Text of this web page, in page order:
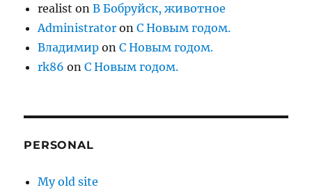
realist onВ Бобруйск, животное
Administrator onС Новым годом.
Владимир onС Новым годом.
rk86 onС Новым годом.
PERSONAL
My old site